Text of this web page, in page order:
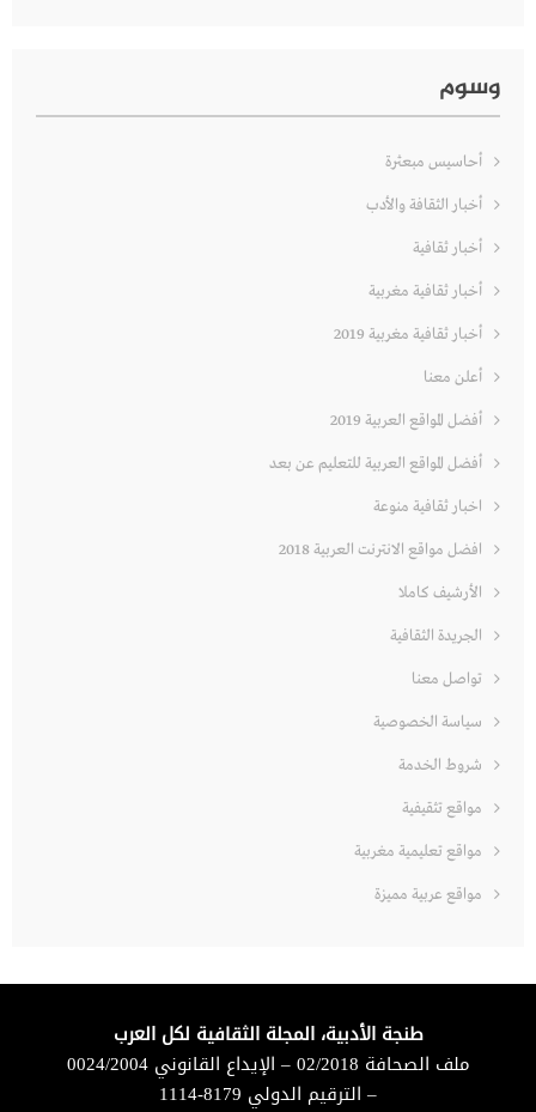
وسوم
أحاسيس مبعثرة
أخبار الثقافة والأدب
أخبار ثقافية
أخبار ثقافية مغربية
أخبار ثقافية مغربية 2019
أعلن معنا
أفضل المواقع العربية 2019
أفضل المواقع العربية للتعليم عن بعد
اخبار ثقافية منوعة
افضل مواقع الانترنت العربية 2018
الأرشيف كاملا
الجريدة الثقافية
تواصل معنا
سياسة الخصوصية
شروط الخدمة
مواقع تثقيفية
مواقع تعليمية مغربية
مواقع عربية مميزة
طنجة الأدبية، المجلة الثقافية لكل العرب
ملف الصحافة 02/2018 – الإيداع القانوني 0024/2004
– الترقيم الدولي 8179-1114